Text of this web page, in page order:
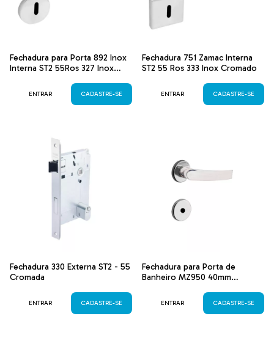
Fechadura para Porta 892 Inox
Interna ST2 55Ros 327 Inox
ENTRAR CADASTRE-SE
Fechadura 751 Zamac Interna
ST2 55 Ros 333 Inox Cromado
ENTRAR CADASTRE-SE
Fechadura 330 Externa ST2 - 55
Cromada
ENTRAR CADASTRE-SE
Fechadura para Porta de
Banheiro MZ950 40mm
ENTRAR CADASTRE-SE